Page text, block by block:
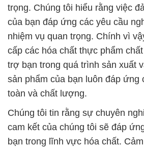
trọng. Chúng tôi hiểu rằng việc
của bạn đáp ứng các yêu cầu
nhiệm vụ quan trọng. Chính vì
cấp các hóa chất thực phẩm
trợ bạn trong quá trình sản xuất
sản phẩm của bạn luôn đáp ứng
toàn và chất lượng.
Chúng tôi tin rằng sự chuyên
cam kết của chúng tôi sẽ đáp
bạn trong lĩnh vực hóa chất.